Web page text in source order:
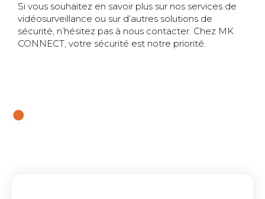
Si vous souhaitez en savoir plus sur nos services de
vidéosurveillance ou sur d’autres solutions de
sécurité, n’hésitez pas à nous contacter. Chez MK
CONNECT, votre sécurité est notre priorité.